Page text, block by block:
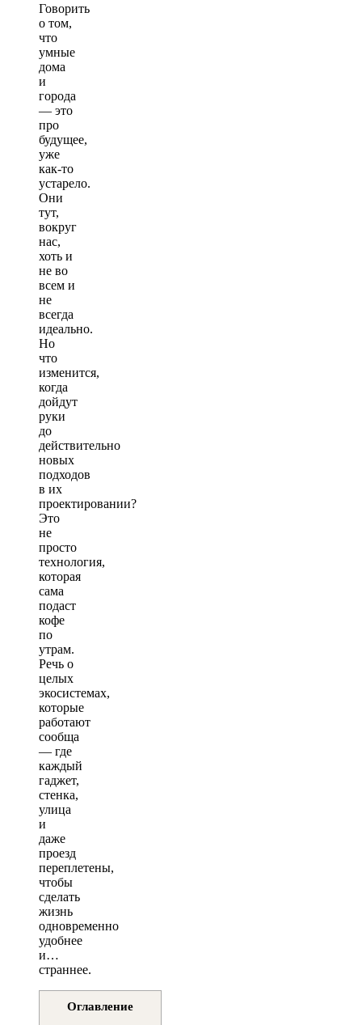
Говорить
о том,
что
умные
дома
и
города
— это
про
будущее,
уже
как-то
устарело.
Они
тут,
вокруг
нас,
хоть и
не во
всем и
не
всегда
идеально.
Но
что
изменится,
когда
дойдут
руки
до
действительно
новых
подходов
в их
проектировании?
Это
не
просто
технология,
которая
сама
подаст
кофе
по
утрам.
Речь о
целых
экосистемах,
которые
работают
сообща
— где
каждый
гаджет,
стенка,
улица
и
даже
проезд
переплетены,
чтобы
сделать
жизнь
одновременно
удобнее
и…
страннее.
Оглавление